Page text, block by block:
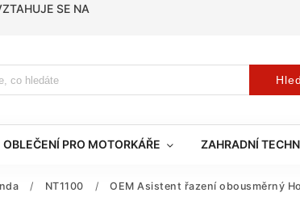
SE NA
OBLEČENÍ PRO MOTORKÁŘE ZAHRADNÍ
/ NT1100 / OEM Asistent řazení obousměrný